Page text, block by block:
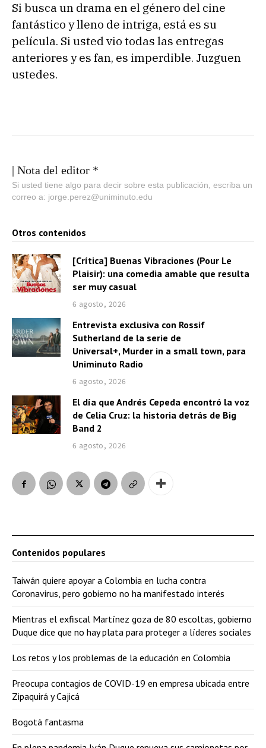
Si busca un drama en el género del cine
fantástico y lleno de intriga, está es su
película. Si usted vio todas las entregas
anteriores y es fan, es imperdible. Juzguen
ustedes.
| Nota del editor *
Si usted tiene algo para decir sobre esta publicación, escriba un
correo a: jorge.perez@uniminuto.edu
Otros contenidos
[Crítica] Buenas Vibraciones (Pour Le
Plaisir): una comedia amable que resulta
ser muy casual
6 agosto, 2026
Entrevista exclusiva con Rossif
Sutherland de la serie de
Universal+, Murder in a small town, para
Uniminuto Radio
6 agosto, 2026
El día que Andrés Cepeda encontró la voz
de Celia Cruz: la historia detrás de Big
Band 2
6 agosto, 2026
Contenidos populares
Taiwán quiere apoyar a Colombia en lucha contra
Coronavirus, pero gobierno no ha manifestado interés
Mientras el exfiscal Martínez goza de 80 escoltas, gobierno
Duque dice que no hay plata para proteger a líderes sociales
Los retos y los problemas de la educación en Colombia
Preocupa contagios de COVID-19 en empresa ubicada entre
Zipaquirá y Cajicá
Bogotá fantasma